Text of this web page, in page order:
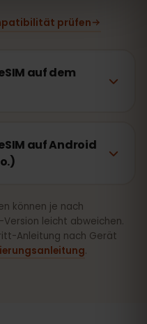
prüfen
auf dem
auf Android
können je nach
leicht abweichen.
Anleitung nach Gerät
.